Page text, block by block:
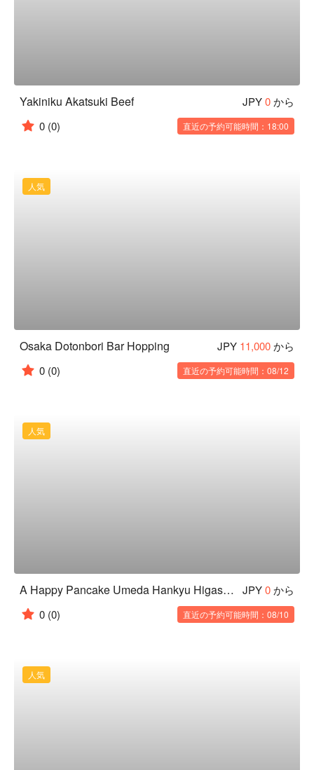
Yakiniku Akatsuki Beef JPY0から
0 (0) 直近の予約可能時間：18:00
人気
Osaka Dotonbori Bar Hopping JPY 11,000から
0 (0) 直近の予約可能時間：08/12
人気
A Happy Pancake Umeda Hankyu Higashidori JPY0から
0 (0) 直近の予約可能時間：08/10
人気